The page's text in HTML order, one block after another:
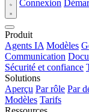
Connexion
Produit
Agents IA Modèles
Communication
Sécurité et confiance
Solutions
Aperçu Par rôle Par
Modèles Tarifs